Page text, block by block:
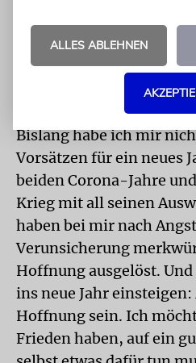
Jonathan Grünfeld (49)
Lehrer für Religion und
Bislang habe ich mir
Vorsätzen für ein neues
beiden Corona-Jahre
Krieg mit all seinen
haben bei mir nach
Verunsicherung
Hoffnung ausgelöst.
ins neue Jahr
Hoffnung sein. Ich
Frieden haben, auf ein
ALLES ABLEHNEN